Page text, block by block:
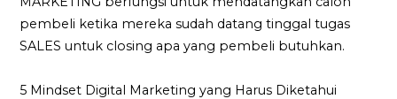
pembeli ketika mereka sudah datang tinggal tugas
SALES untuk closing apa yang pembeli butuhkan.
5 Mindset Digital Marketing yang Harus Diketahui